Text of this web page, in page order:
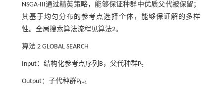
NSGA-III通过精英策略，能够保证种群中优质父代被保留；
其基于均匀分布的参考点选择个体，能够保证解的多样
性。全局搜索算法流程见算法2。
算法 2GLOBAL SEARCH
Input：结构化参考点序列B，父代种群Pt
Output：子代种群Pt+1